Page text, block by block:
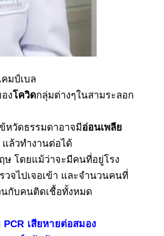
มป์เบล
งโควิดกลุ่มต่างๆในสามระลอก
หวัดธรรมดาอาจมีอ่อนเพลีย
ล้วทำงานต่อได้
ษ โดยแม้ว่าจะมีคนที่อยู่โรง
จไปเจอเข้า และจำนวนคนที่
นกับคนติดเชื้อทั้งหมด
เสียหายต่อสมอง